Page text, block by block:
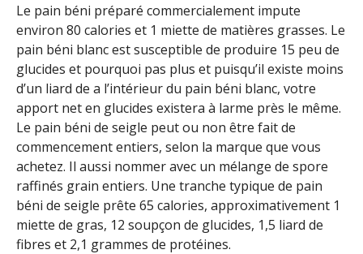
Le pain béni préparé commercialement impute
environ 80 calories et 1 miette de matières grasses. Le
pain béni blanc est susceptible de produire 15 peu de
glucides et pourquoi pas plus et puisqu’il existe moins
d’un liard de a l’intérieur du pain béni blanc, votre
apport net en glucides existera à larme près le même.
Le pain béni de seigle peut ou non être fait de
commencement entiers, selon la marque que vous
achetez. Il aussi nommer avec un mélange de spore
raffinés grain entiers. Une tranche typique de pain
béni de seigle prête 65 calories, approximativement 1
miette de gras, 12 soupçon de glucides, 1,5 liard de
fibres et 2,1 grammes de protéines.